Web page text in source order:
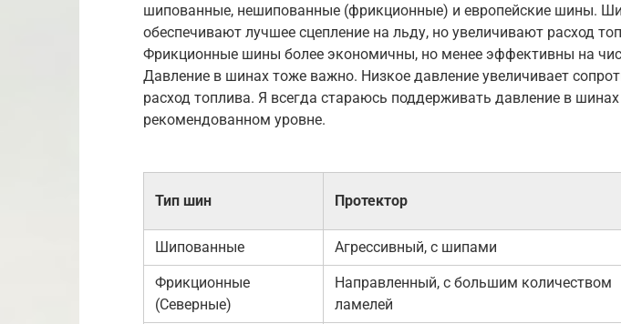
шипованные, нешипованные (фрикционные) и европейские шины.
обеспечивают лучшее сцепление на льду, но увеличивают расход
Фрикционные шины более экономичны, но менее эффективны на
Давление в шинах тоже важно. Низкое давление увеличивает
расход топлива. Я всегда стараюсь поддерживать давление в
рекомендованном уровне.
Тип шин Протектор
Шипованные Агрессивный, с шипами
Фрикционные
(Северные)
Направленный, с большим количеством
ламелей